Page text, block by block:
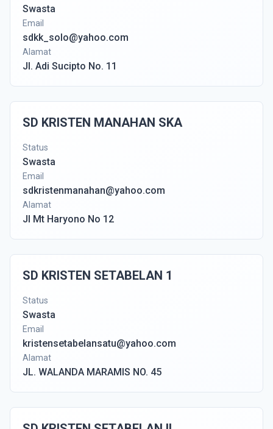
Swasta
Email
sdkk_solo@yahoo.com
Alamat
Jl. Adi Sucipto No. 11
SD KRISTEN MANAHAN SKA
Status
Swasta
Email
sdkristenmanahan@yahoo.com
Alamat
Jl Mt Haryono No 12
SD KRISTEN SETABELAN 1
Status
Swasta
Email
kristensetabelansatu@yahoo.com
Alamat
JL. WALANDA MARAMIS NO. 45